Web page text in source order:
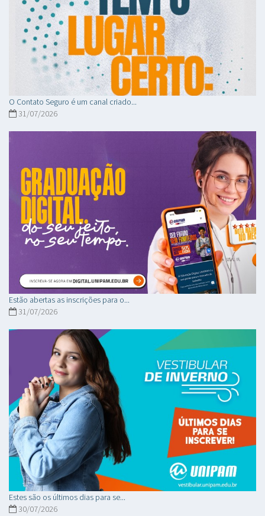
O Contato Seguro é um canal criado...
31/07/2026
Estão abertas as inscrições para o...
31/07/2026
Estes são os últimos dias para se...
30/07/2026